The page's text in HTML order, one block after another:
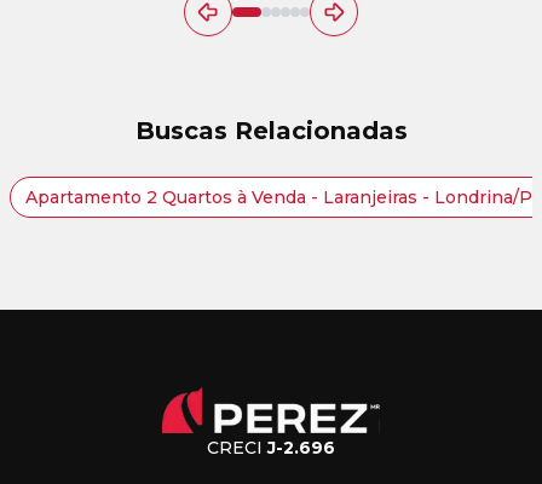
Buscas Relacionadas
Apartamento 2 Quartos à Venda - Laranjeiras - Londrina/
CRECIJ-2.696